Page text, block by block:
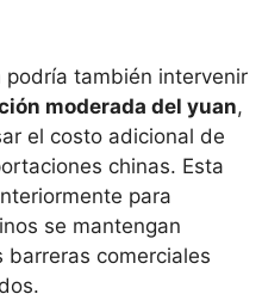
podría también intervenir
moderada del yuan,
el costo adicional de
chinas. Esta
para
se mantengan
comerciales